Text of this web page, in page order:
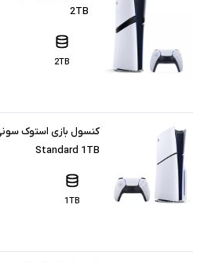
2TB
2TB
Standard 1TB
1TB